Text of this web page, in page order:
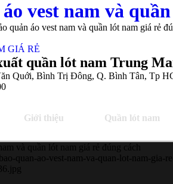
vest nam và
quản áo vest nam và quần lót nam giá rẻ
quần lót nam Trung
Quới, Bình Trị Đông, Q. Bình Tân, Tp
Giới thiệu Quần lót nam